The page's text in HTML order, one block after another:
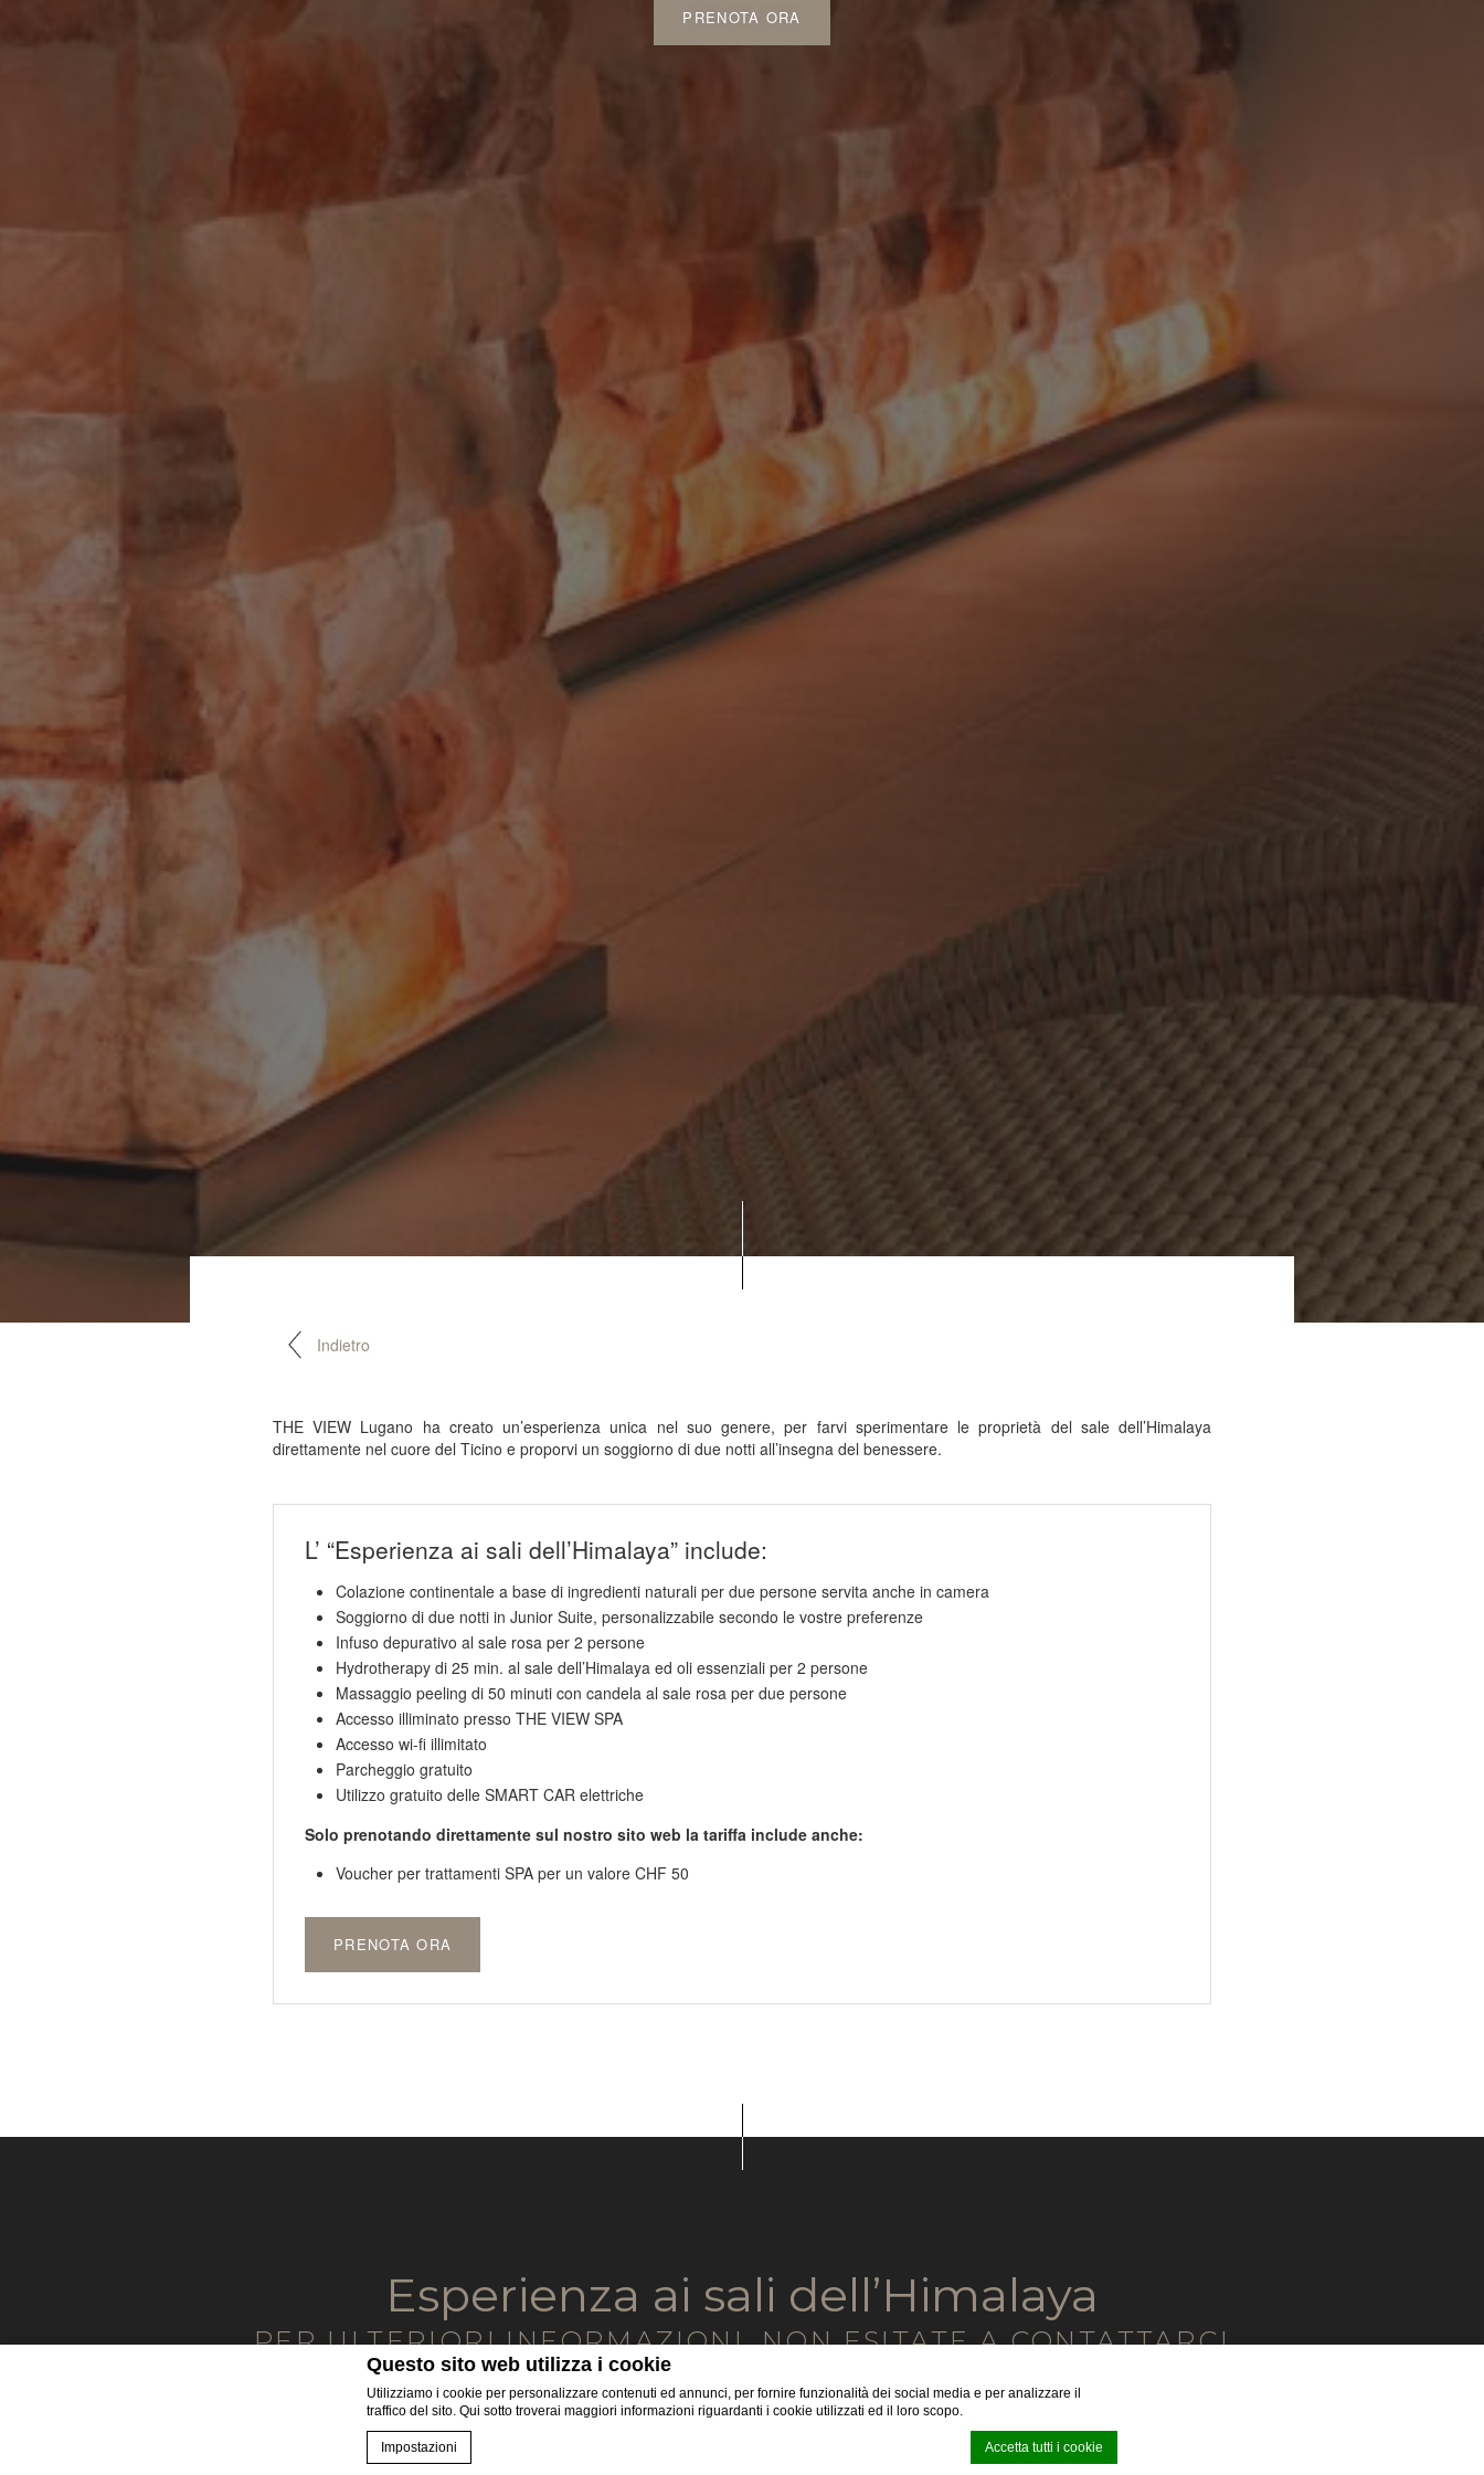
Questo sito web utilizza i cookie
Utilizziamo i cookie per personalizzare contenuti ed annunci, per fornire funzionalità dei social media e per analizzare il
traffico del sito. Qui sotto troverai maggiori informazioni riguardanti i cookie utilizzati ed il loro scopo.
Impostazioni Accetta tutti i cookie
PRENOTA ORA
Indietro
THE VIEW Lugano ha creato un’esperienza unica nel suo genere, per farvi sperimentare le proprietà del sale dell’Himalaya
direttamente nel cuore del Ticino e proporvi un soggiorno di due notti all’insegna del benessere.
L’ “Esperienza ai sali dell’Himalaya” include:
Colazione continentale a base di ingredienti naturali per due persone servita anche in camera
Soggiorno di due notti in Junior Suite, personalizzabile secondo le vostre preferenze
Infuso depurativo al sale rosa per 2 persone
Hydrotherapy di 25 min. al sale dell’Himalaya ed oli essenziali per 2 persone
Massaggio peeling di 50 minuti con candela al sale rosa per due persone
Accesso illiminato presso THE VIEW SPA
Accesso wi-fi illimitato
Parcheggio gratuito
Utilizzo gratuito delle SMART CAR elettriche
Solo prenotando direttamente sul nostro sito web la tariffa include anche:
Voucher per trattamenti SPA per un valore CHF 50
PRENOTA ORA
Esperienza ai sali dell’Himalaya
PER ULTERIORI INFORMAZIONI, NON ESITATE A CONTATTARCI
info@theviewlugano.com
PRENOTA ORA